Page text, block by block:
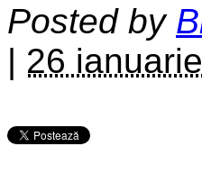
Posted by
| 26